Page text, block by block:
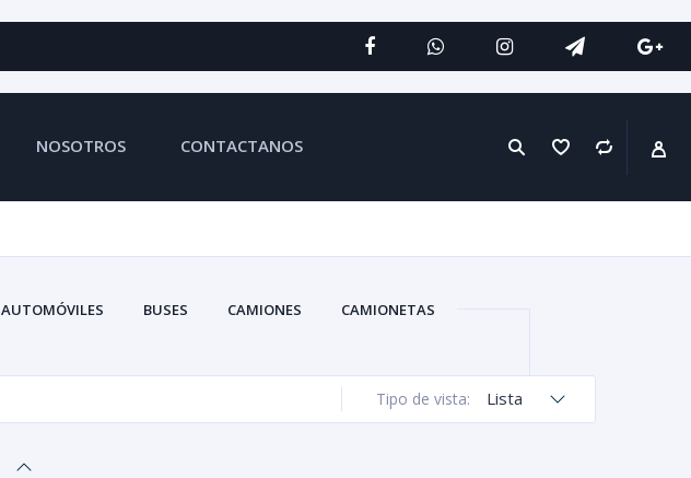
NOSOTROS CONTACTANOS
AUTOMÓVILES BUSES CAMIONES CAMIONETAS
Tipo de vista: Lista